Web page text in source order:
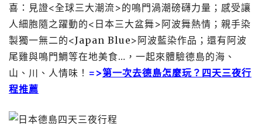
喜：見證<全球三大潮流>的鳴門渦潮磅礴力量；感受讓
人細胞隨之躍動的<日本三大盆舞>阿波舞熱情；親手染
製獨一無二的<Japan Blue>阿波藍染作品；還有阿波
尾雞與鳴門鯛等在地美食…，一起來體驗德島的海、
山、川、人情味！ =>第一次去德島怎麼玩？四天三夜行
程推薦